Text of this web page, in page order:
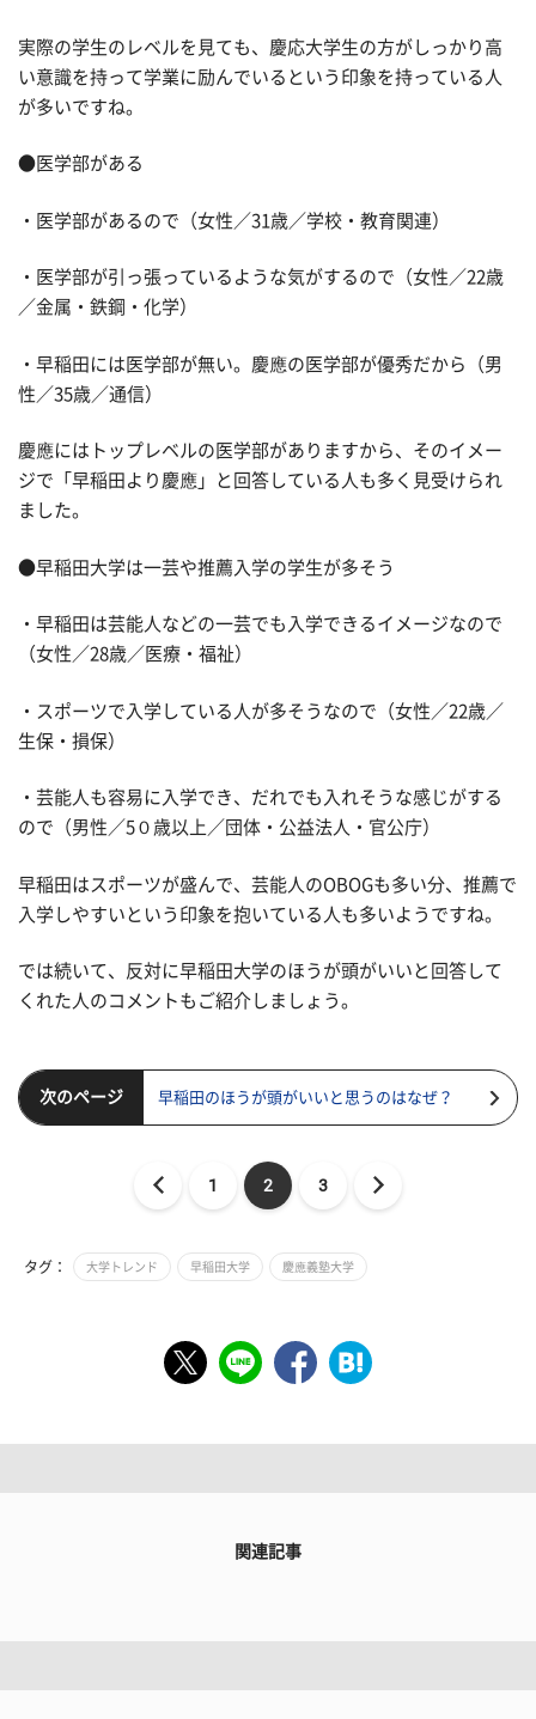
実際の学生のレベルを見ても、慶応大学生の方がしっかり高
い意識を持って学業に励んでいるという印象を持っている人
が多いですね。
●医学部がある
・医学部があるので（女性／31歳／学校・教育関連）
・医学部が引っ張っているような気がするので（女性／22歳
／金属・鉄鋼・化学）
・早稲田には医学部が無い。慶應の医学部が優秀だから（男
性／35歳／通信）
慶應にはトップレベルの医学部がありますから、そのイメー
ジで「早稲田より慶應」と回答している人も多く見受けられ
ました。
●早稲田大学は一芸や推薦入学の学生が多そう
・早稲田は芸能人などの一芸でも入学できるイメージなので
（女性／28歳／医療・福祉）
・スポーツで入学している人が多そうなので（女性／22歳／
生保・損保）
・芸能人も容易に入学でき、だれでも入れそうな感じがする
ので（男性／5０歳以上／団体・公益法人・官公庁）
早稲田はスポーツが盛んで、芸能人のOBOGも多い分、推薦で
入学しやすいという印象を抱いている人も多いようですね。
では続いて、反対に早稲田大学のほうが頭がいいと回答して
くれた人のコメントもご紹介しましょう。
次のページ 早稲田のほうが頭がいいと思うのはなぜ？
1 2 3
タグ： 大学トレンド 早稲田大学 慶應義塾大学
関連記事